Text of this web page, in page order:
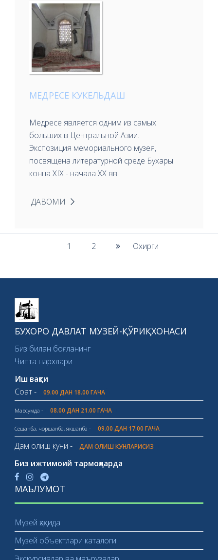
МЕДРЕСЕ КУКЕЛЬДАШ
Медресе является одним из самых
больших в Центральной Азии.
Экспозиция мемориального музея,
посвящена литературной среде Бухары
конца XIX - начала XX вв.
ДАВОМИ
1 2 Охирги
БУХОРО ДАВЛАТ МУЗЕЙ-ҚЎРИҚХОНАСИ
Биз билан боғланинг
Чипта нархлари
Иш вақти
Соат -
09.00 ДАН 18.00 ГАЧА
Мавсумда - 08.00 ДАН 21.00 ГАЧА
Сешанба, чоршанба, якшанба - 09.00 ДАН 17.00 ГАЧА
Дам олиш куни - ДАМ ОЛИШ КУНЛАРИСИЗ
Биз ижтимоий тармоқларда
МАЪЛУМОТ
Музей ҳақида
Музей объектлари каталоги